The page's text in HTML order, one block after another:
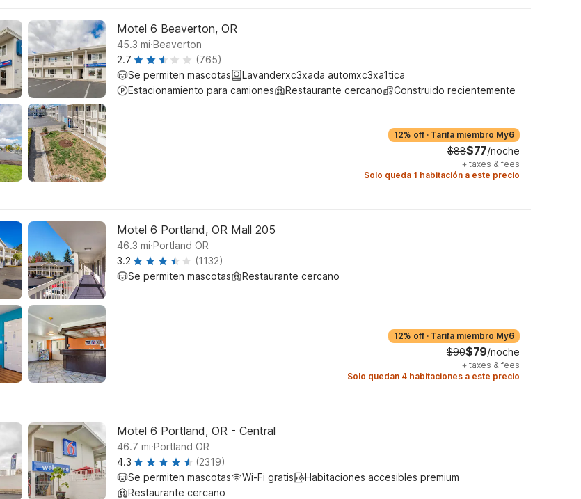
Motel 6 Beaverton, OR
45.3 mi.Beaverton
2.7
(765)
Se permiten mascotas
Lavanderxc3xada automxc3xa1tica
Estacionamiento para camiones
Restaurante cercano Construido recientemente
12% off · Tarifa miembro My6
$88$77/noche
+ taxes & fees
Solo queda 1 habitación a este precio
Motel 6 Portland, OR Mall 205
46.3 mi.Portland OR
3.2
(1132)
Se permiten mascotas
Restaurante cercano
12% off · Tarifa miembro My6
$90$79/noche
+ taxes & fees
Solo quedan 4 habitaciones a este precio
Motel 6 Portland, OR - Central
46.7 mi.Portland OR
4.3
(2319)
Se permiten mascotas
Wi-Fi gratis
Habitaciones accesibles premium
Restaurante cercano